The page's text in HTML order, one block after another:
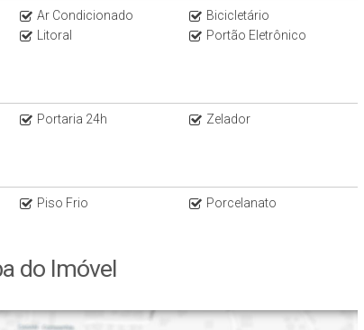
Ar Condicionado
Bicicletário
Litoral
Portão Eletrônico
Portaria 24h
Zelador
Piso Frio Porcelanato
do Imóvel